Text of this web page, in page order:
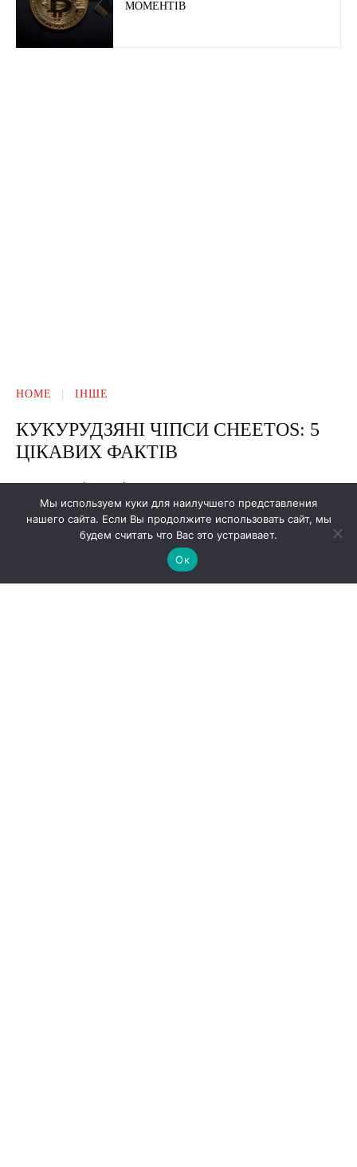
МОМЕНТІВ
Мы используем куки для наилучшего представления
нашего сайта. Если Вы продолжите использовать сайт, мы
будем считать что Вас это устраивает.
Ок